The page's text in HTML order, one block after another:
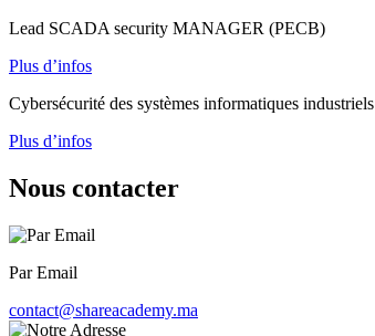
Lead SCADA security MANAGER (PECB)
Plus d’infos
Cybersécurité des systèmes informatiques industriels
Plus d’infos
Nous contacter
Par Email
contact@shareacademy.ma